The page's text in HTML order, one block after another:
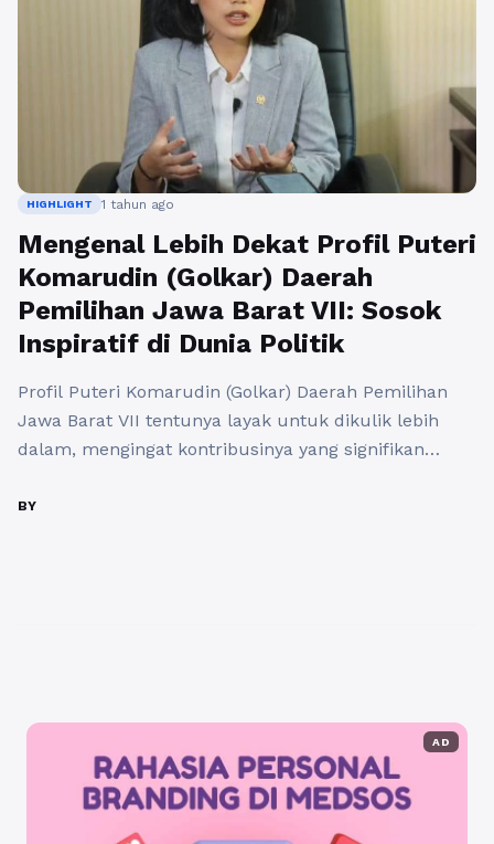
HIGHLIGHT 1 tahun ago
Mengenal Lebih Dekat Profil Puteri
Komarudin (Golkar) Daerah
Pemilihan Jawa Barat VII: Sosok
Inspiratif di Dunia Politik
Profil Puteri Komarudin (Golkar) Daerah Pemilihan
Jawa Barat VII tentunya layak untuk dikulik lebih
dalam, mengingat kontribusinya yang signifikan
Partai Golkar, Puteri memiliki latar belakang yang
BY
AD